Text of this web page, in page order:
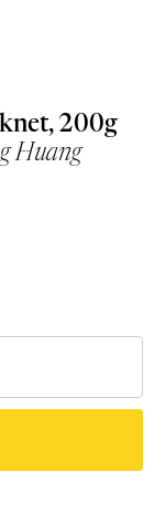
200g
Huang